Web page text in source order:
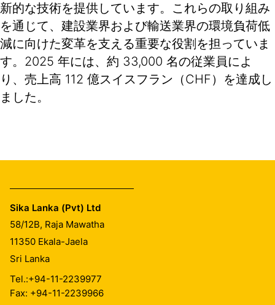
新的な技術を提供しています。これらの取り組み
を通じて、建設業界および輸送業界の環境負荷低
減に向けた変革を支える重要な役割を担っていま
す。2025 年には、約 33,000 名の従業員によ
り、売上高 112 億スイスフラン（CHF）を達成し
ました。
Sika Lanka (Pvt) Ltd
58/12B, Raja Mawatha
11350 Ekala-Jaela
Sri Lanka
Tel.:+94-11-2239977
Fax: +94-11-2239966